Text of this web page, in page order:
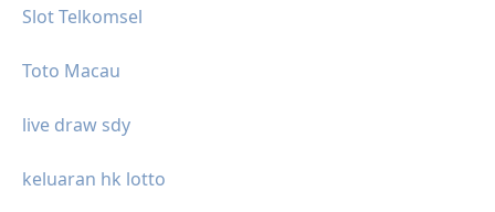
Slot Telkomsel
Toto Macau
live draw sdy
keluaran hk lotto